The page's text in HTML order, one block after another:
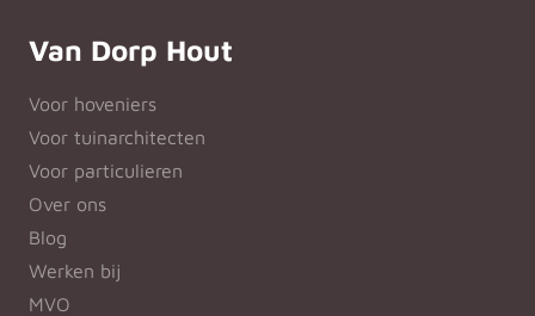
Van Dorp Hout
Voor hoveniers
Voor tuinarchitecten
Voor particulieren
Over ons
Blog
Werken bij
MVO